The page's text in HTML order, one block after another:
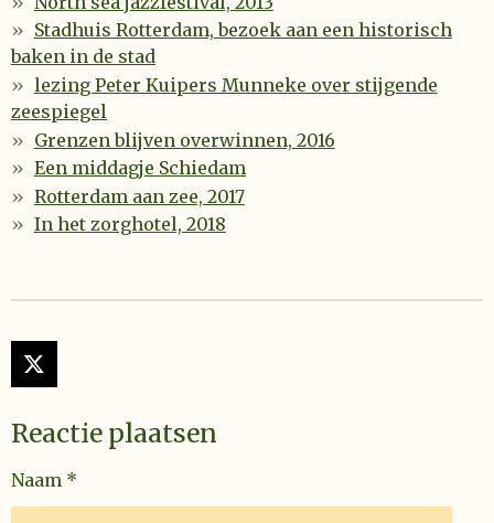
Stadhuis Rotterdam, bezoek aan een historisch
baken in de stad
lezing Peter Kuipers Munneke over stijgende
zeespiegel
Grenzen blijven overwinnen, 2016
Een middagje Schiedam
Rotterdam aan zee, 2017
In het zorghotel, 2018
X
Reactie plaatsen
Naam *